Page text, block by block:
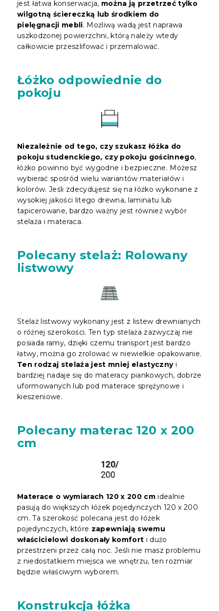
jest łatwa konserwacja, można ją przetrzeć tylko
wilgotną ściereczką lub środkiem do
pielęgnacji mebli. Możliwą wadą jest naprawa
uszkodzonej powierzchni, którą należy wtedy
całkowicie przeszlifować i przemalować.
Łóżko odpowiednie do
pokoju
Niezależnie od tego, czy szukasz łóżka do
pokoju studenckiego, czy pokoju gościnnego,
łóżko powinno być wygodne i bezpieczne. Możesz
wybierać spośród wielu wariantów materiałów i
kolorów. Jeśli zdecydujesz się na łóżko wykonane z
wysokiej jakości litego drewna, laminatu lub
tapicerowane, bardzo ważny jest również wybór
stelaża i materaca.
Polecany stelaż: Rolowany
listwowy
Stelaż listwowy wykonany jest z listew drewnianych
o różnej szerokości. Ten typ stelaża zazwyczaj nie
posiada ramy, dzięki czemu transport jest bardzo
łatwy, można go zrolować w niewielkie opakowanie.
Ten rodzaj stelaża jest mniej elastycznyi
bardziej nadaje się do materacy piankowych, dobrze
uformowanych lub pod materace sprężynowe i
kieszeniowe.
Polecany materac 120 x 200
cm
Materace o wymiarach 120 x 200 cm idealnie
pasują do większych łóżek pojedynczych 120 x 200
cm. Ta szerokość polecana jest do łóżek
pojedynczych, które zapewniają swemu
właścicielowi doskonały komfort i dużo
przestrzeni przez całą noc. Jeśli nie masz problemu
z niedostatkiem miejsca we wnętrzu, ten rozmiar
będzie właściwym wyborem.
Konstrukcja łóżka